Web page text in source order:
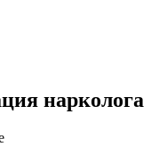
нарколога